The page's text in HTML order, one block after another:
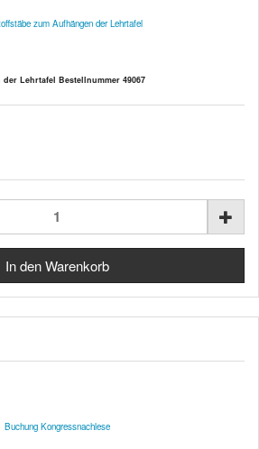
zum Aufhängen der Lehrtafel
der Lehrtafel Bestellnummer 49067
Buchung Kongressnachlese